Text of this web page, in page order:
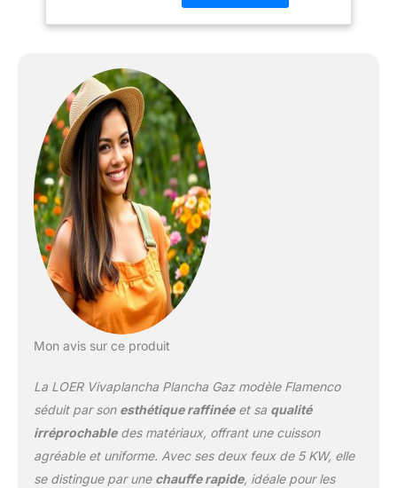
puissance de 5 kW Cette
combinaison de taille et
personnes, offrant des
températures proches de
300 degrés en moins de
15 minutes ! Plaque en
Inox alimentaire de 6mm
Rebord anti-projection
Un bac à graisse simple
et efficace
Mon avis sur ce produit
La LOER Vivaplancha Plancha Gaz modèle Flamenco
séduit par son esthétique raffinéeet sa qualité
irréprochabledes matériaux, offrant une cuisson
agréable et uniforme. Avec ses deux feux de 5 KW, elle
se distingue par une chauffe rapide, idéale pour les